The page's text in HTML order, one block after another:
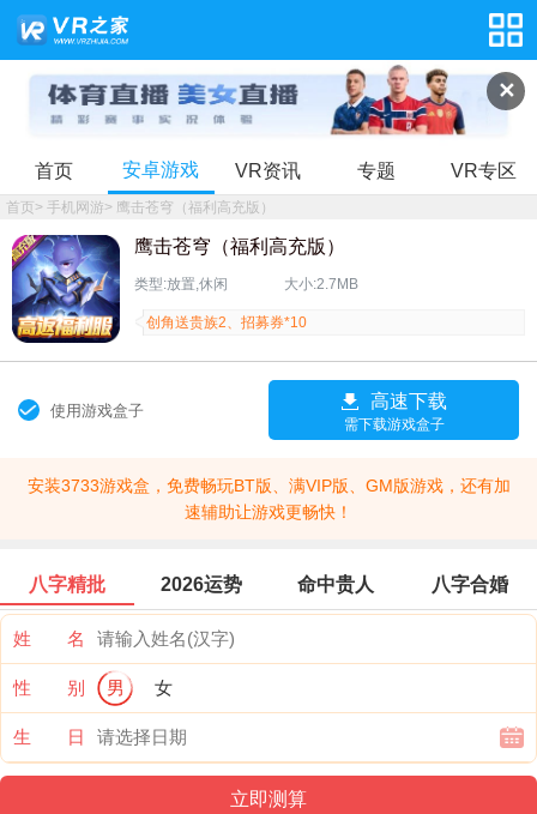
✕
首页 安卓游戏 VR资讯 专题 VR专区
首页> 手机网游> 鹰击苍穹（福利高充版）
鹰击苍穹（福利高充版）
类型:放置,休闲 大小:2.7MB
创角送贵族2、招募券*10
使用游戏盒子 高速下载
需下载游戏盒子
安装3733游戏盒，免费畅玩BT版、满VIP版、GM版游戏，还有加
速辅助让游戏更畅快！
八字精批 2026运势 命中贵人 八字合婚
姓 名
性 别 男 女
生 日